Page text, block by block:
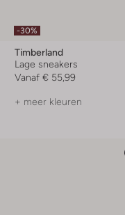
-30%
Timberland
Lage sneakers
Vanaf € 55,99
+ meer kleuren